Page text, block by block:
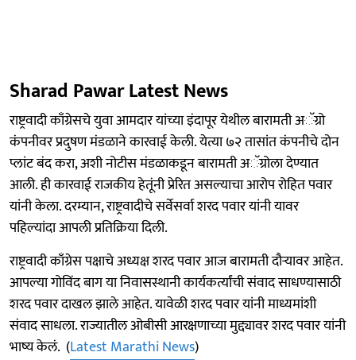
Sharad Pawar Latest News
राष्ट्रवादी काँग्रेसचे युवा आमदार यांच्या इंदापूर येथील बारामती अॅग्रो
कंपनीवर प्रदुषण मंडळाने कारवाई केली. येत्या ७२ तासांत कंपनीचे दोन
प्लांट बंद करा, अशी नोटीस मंडळाकडून बारामती अॅग्रोला देण्यात
आली. ही कारवाई राजकीय हेतूंनी प्रेरित असल्याचा आरोप रोहित पवार
यांनी केला. दरम्यान, राष्ट्रवादीचे सर्वेसर्वा शरद पवार यांनी यावर
पहिल्यांदा आपली प्रतिक्रिया दिली.
राष्ट्रवादी काँग्रेस पक्षाचे अध्यक्ष शरद पवार आज बारामती दौऱ्यावर आहेत.
आपल्या गोविंद बाग या निवासस्थानी कार्यकर्त्यांची संवाद साधण्यासाठी
शरद पवार दाखल झाले आहेत. यावेळी शरद पवार यांनी माध्यमांशी
संवाद साधला. राज्यातील ओबीसी आरक्षणाच्या मुद्द्यावर शरद पवार यांनी
भाष्य केलं. (Latest Marathi News)